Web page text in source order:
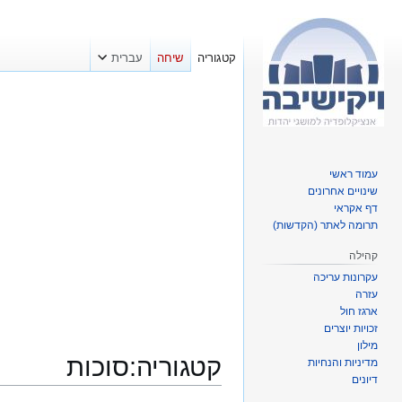
קטגוריה:סוכות
קטגוריה שיחה עברית
עמוד ראשי
שינויים אחרונים
דף אקראי
תרומה לאתר (הקדשות)
קהילה
עקרונות עריכה
עזרה
ארגז חול
זכויות יוצרים
מילון
מדיניות והנחיות
דיונים